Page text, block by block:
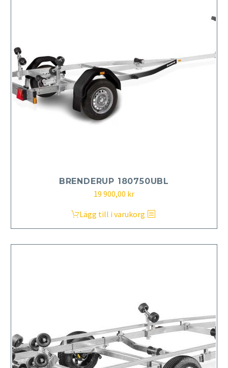
BRENDERUP 180750UBL
19 900,00 kr
Lägg till i varukorg